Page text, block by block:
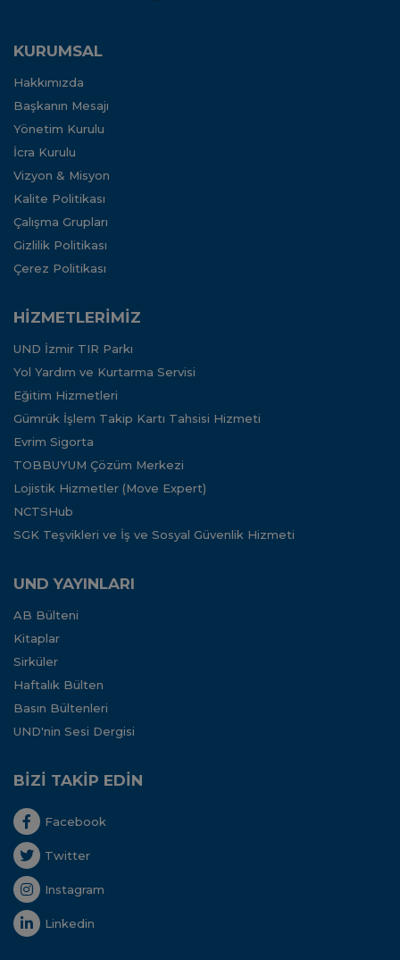
KURUMSAL
Hakkımızda
Başkanın Mesajı
Yönetim Kurulu
İcra Kurulu
Vizyon & Misyon
Kalite Politikası
Çalışma Grupları
Gizlilik Politikası
Çerez Politikası
HİZMETLERİMİZ
UND İzmir TIR Parkı
Yol Yardım ve Kurtarma Servisi
Eğitim Hizmetleri
Gümrük İşlem Takip Kartı Tahsisi Hizmeti
Evrim Sigorta
TOBBUYUM Çözüm Merkezi
Lojistik Hizmetler (Move Expert)
NCTSHub
SGK Teşvikleri ve İş ve Sosyal Güvenlik Hizmeti
UND YAYINLARI
AB Bülteni
Kitaplar
Sirküler
Haftalık Bülten
Basın Bültenleri
UND'nin Sesi Dergisi
BİZİ TAKİP EDİN
Facebook
Twitter
Instagram
Linkedin